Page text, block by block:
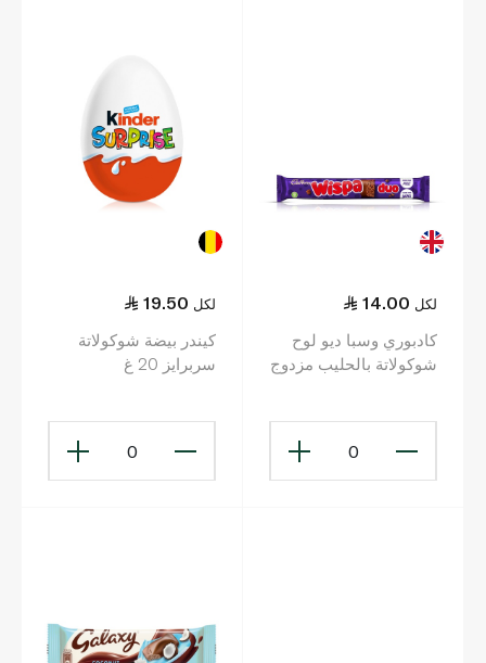
14.00 لكل
كادبوري وسبا ديو لوح
شوكولاتة بالحليب مزدوج
0
19.50 لكل
كيندر بيضة شوكولاتة
سربرايز 20 غ
0